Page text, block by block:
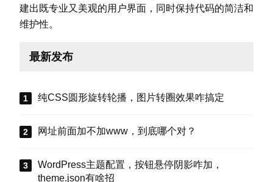
建出既专业又美观的用户界面，同时保持代码的简洁和
维护性。
最新发布
纯CSS圆形旋转轮播，图片转圈效果咋搞定
网址前面加不加www，到底哪个对？
WordPress主题配置，按钮悬停阴影咋加，
theme.json有啥招